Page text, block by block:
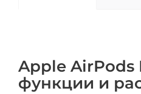
Apple AirPods
функции и